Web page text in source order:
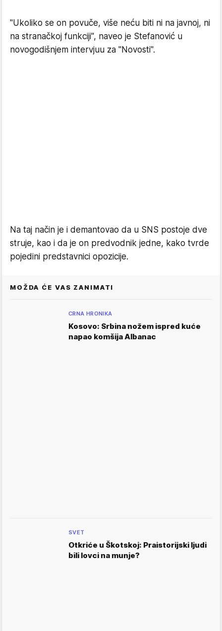
"Ukoliko se on povuče, više neću biti ni na javnoj, ni
na stranačkoj funkciji", naveo je Stefanović u
novogodišnjem intervjuu za "Novosti".
Na taj način je i demantovao da u SNS postoje dve
struje, kao i da je on predvodnik jedne, kako tvrde
pojedini predstavnici opozicije.
MOŽDA ĆE VAS ZANIMATI
CRNA HRONIKA
Kosovo: Srbina nožem ispred kuće
napao komšija Albanac
SVET
Otkriće u Škotskoj: Praistorijski ljudi
bili lovci na munje?